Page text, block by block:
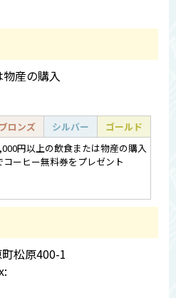
産の購入
ブロンズ シルバー
ゴールド
円以上の飲食または物産の購入
コーヒー無料券をプレゼント
松原400-1